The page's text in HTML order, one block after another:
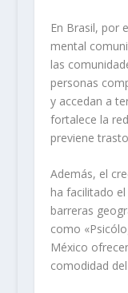
En Brasil, por
mental
las
personas
y accedan a
fortalece la
previene
Además, el
ha facilitado
barreras
como
México
comodidad